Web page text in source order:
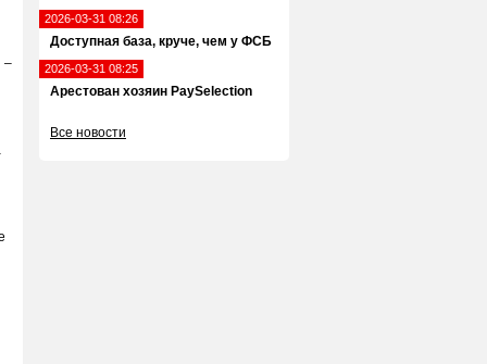
2026-03-31 08:26
Доступная база, круче, чем у ФСБ
2026-03-31 08:25
Арестован хозяин PaySelection
Все новости
–